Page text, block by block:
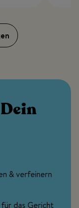
& verfeinern
das Gericht